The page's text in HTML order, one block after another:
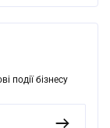
події бізнесу